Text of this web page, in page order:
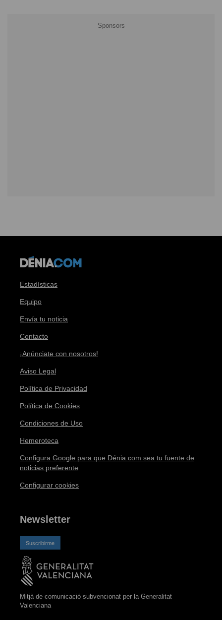
Estadísticas
Equipo
Envía tu noticia
Contacto
¡Anúnciate con nosotros!
Aviso Legal
Política de Privacidad
Política de Cookies
Condiciones de Uso
Hemeroteca
Configura Google para que Dénia.com sea tu fuente de
noticias preferente
Configurar cookies
Newsletter
Suscribirme
Mitjà de comunicació subvencionat per la Generalitat
Valenciana